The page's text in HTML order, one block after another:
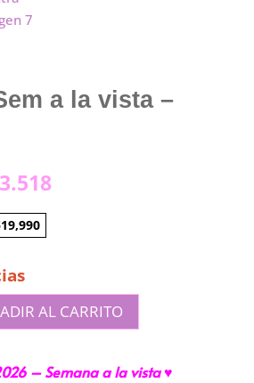
a la vista –
El
AL CARRITO
– Semana a la vista ♥